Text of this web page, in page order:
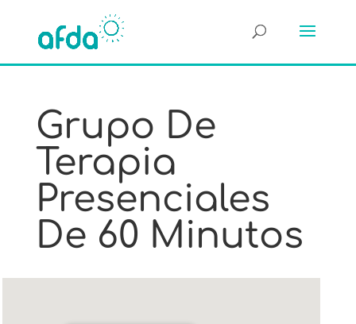
Grupo De
Terapia
Presenciales
De 60 Minutos